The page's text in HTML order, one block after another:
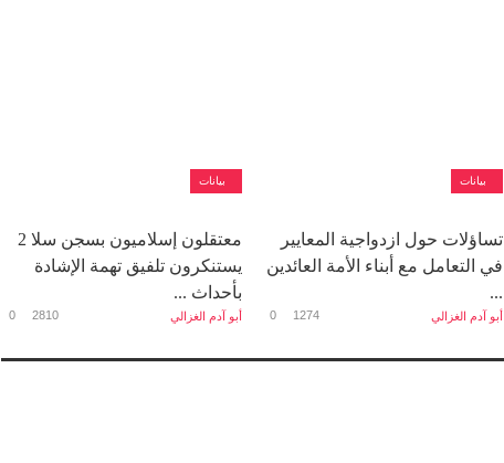
بيانات
تساؤلات حول ازدواجية المعايير
في التعامل مع أبناء الأمة العائدين
...
أبو آدم الغزالي 1274
0
بيانات
معتقلون إسلاميون بسجن سلا 2
يستنكرون تلفيق تهمة الإشادة
بأحداث ...
أبو آدم الغزالي 2810
0